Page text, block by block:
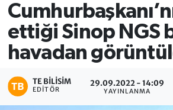
ettiği Sinop NGS
havadan
TE BILISIM
EDITÖR
29.09.2022 - 14:09
YAYINLANMA
Süper Lig Puan Durumu ve
Tüm Manşetler
Son Dakika Haberleri